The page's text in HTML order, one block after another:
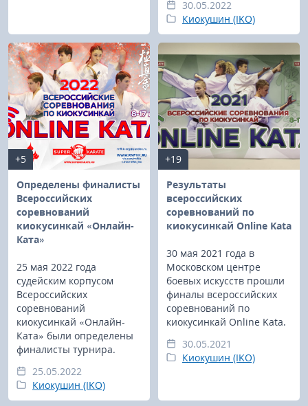
30.05.2022
Киокушин (IKO)
+5
Определены финалисты
Всероссийских
соревнований
киокусинкай «Онлайн-
Ката»
25 мая 2022 года
судейским корпусом
Всероссийских
соревнований
киокусинкай «Онлайн-
Ката» были определены
финалисты турнира.
25.05.2022
Киокушин (IKO)
+19
Результаты
всероссийских
соревнований по
киокусинкай Online Kata
30 мая 2021 года в
Московском центре
боевых искусств прошли
финалы всероссийских
соревнований по
киокусинкай Online Kata.
30.05.2021
Киокушин (IKO)